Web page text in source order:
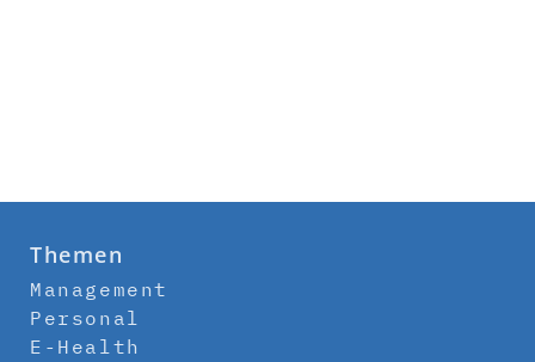
Themen
Management
Personal
E-Health